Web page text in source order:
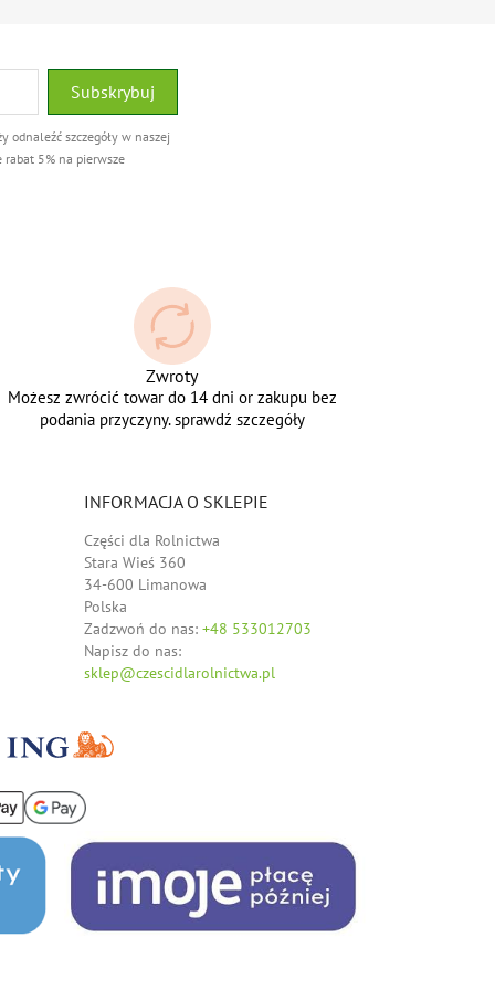
odnaleźć szczegóły w naszej
5% na pierwsze
Zwroty
Możesz zwrócić towar do 14 dni or zakupu bez
podania przyczyny. sprawdź szczegóły
INFORMACJA O SKLEPIE
Części dla Rolnictwa
Stara Wieś 360
34-600 Limanowa
Polska
Zadzwoń do nas: +48 533012703
Napisz do nas:
sklep@czescidlarolnictwa.pl